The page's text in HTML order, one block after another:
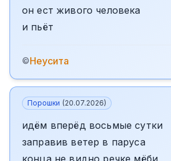
он ест живого человека
и пьёт
©Неусита
Порошки (20.07.2026)
идём вперёд восьмые сутки
заправив ветер в паруса
конца не видно речке мёби